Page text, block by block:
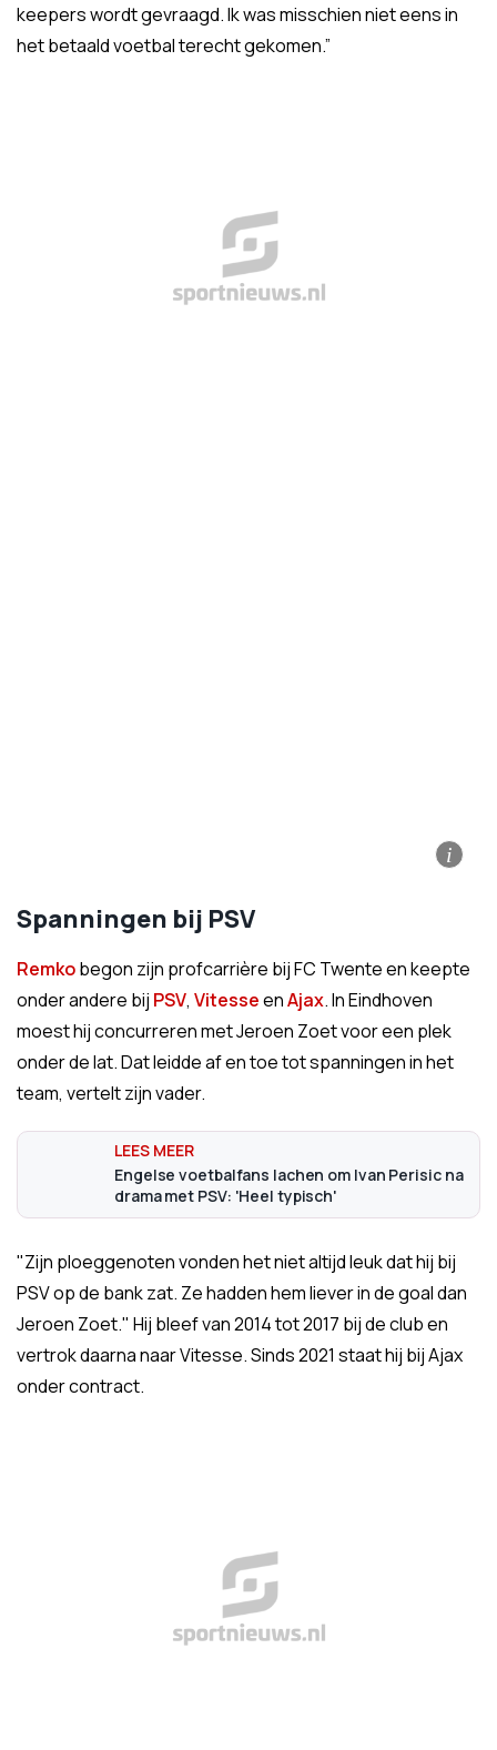
keepers wordt gevraagd. Ik was misschien niet eens in
het betaald voetbal terecht gekomen.”
i
Spanningen bij PSV
Remkobegon zijn profcarrière bij FC Twente en keepte
onder andere bij PSV, VitesseenAjax. In Eindhoven
moest hij concurreren met Jeroen Zoet voor een plek
onder de lat. Dat leidde af en toe tot spanningen in het
team, vertelt zijn vader.
Engelse voetbalfans lachen om Ivan Perisic na
drama met PSV: 'Heel typisch'
"Zijn ploeggenoten vonden het niet altijd leuk dat hij bij
PSV op de bank zat. Ze hadden hem liever in de goal dan
Jeroen Zoet." Hij bleef van 2014 tot 2017 bij de club en
vertrok daarna naar Vitesse. Sinds 2021 staat hij bij Ajax
onder contract.